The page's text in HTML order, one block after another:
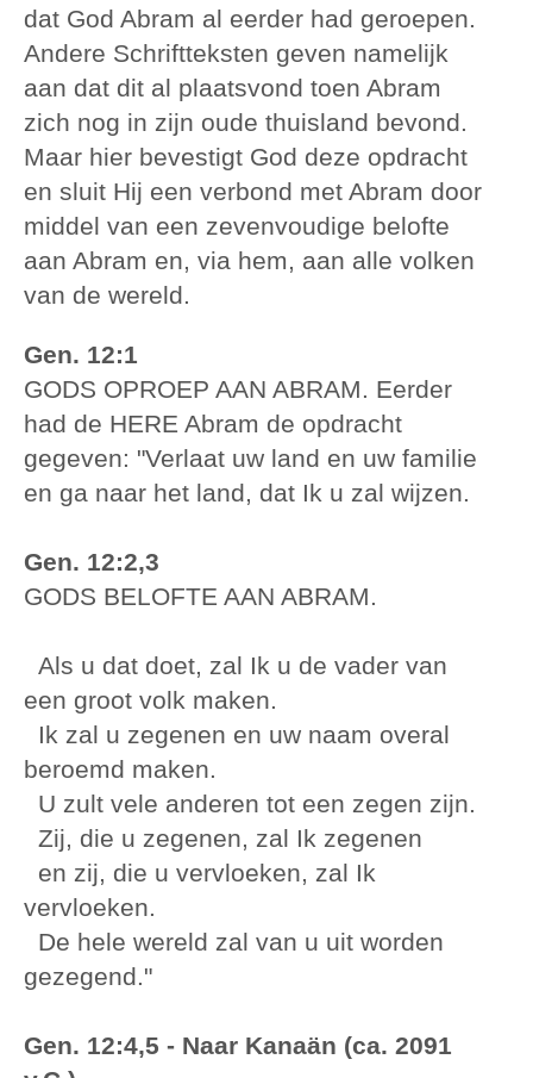
dat God Abram al eerder had geroepen.
Andere Schriftteksten geven namelijk
aan dat dit al plaatsvond toen Abram
zich nog in zijn oude thuisland bevond.
Maar hier bevestigt God deze opdracht
en sluit Hij een verbond met Abram door
middel van een zevenvoudige belofte
aan Abram en, via hem, aan alle volken
van de wereld.
Gen. 12:1
GODS OPROEP AAN ABRAM. Eerder
had de HERE Abram de opdracht
gegeven: "Verlaat uw land en uw familie
en ga naar het land, dat Ik u zal wijzen.
Gen. 12:2,3
GODS BELOFTE AAN ABRAM.
Als u dat doet, zal Ik u de vader van
een groot volk maken.
Ik zal u zegenen en uw naam overal
beroemd maken.
U zult vele anderen tot een zegen zijn.
Zij, die u zegenen, zal Ik zegenen
en zij, die u vervloeken, zal Ik
vervloeken.
De hele wereld zal van u uit worden
gezegend."
Gen. 12:4,5 - Naar Kanaän (ca. 2091